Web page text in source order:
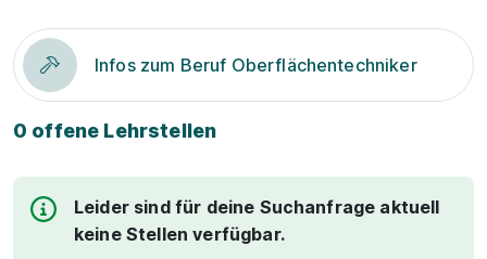
Infos zum Beruf Oberflächentechniker
0 offene Lehrstellen
Leider sind für deine Suchanfrage aktuell
keine Stellen verfügbar.